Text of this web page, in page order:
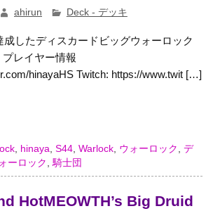
ahirun Deck - デッキ
成したディスカードビッグウォーロック
レイヤー情報
hinayaHS Twitch: https://www.twit […]
hinaya ,S44 ,Warlock ウォーロック ,デ
ーロック ,騎士団
HotMEOWTH’s Big Druid